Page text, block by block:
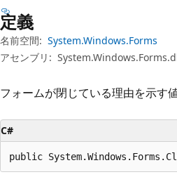
定義
名前空間: System.Windows.Forms
アセンブリ:
フォームが閉じている理由を示す
C#
public